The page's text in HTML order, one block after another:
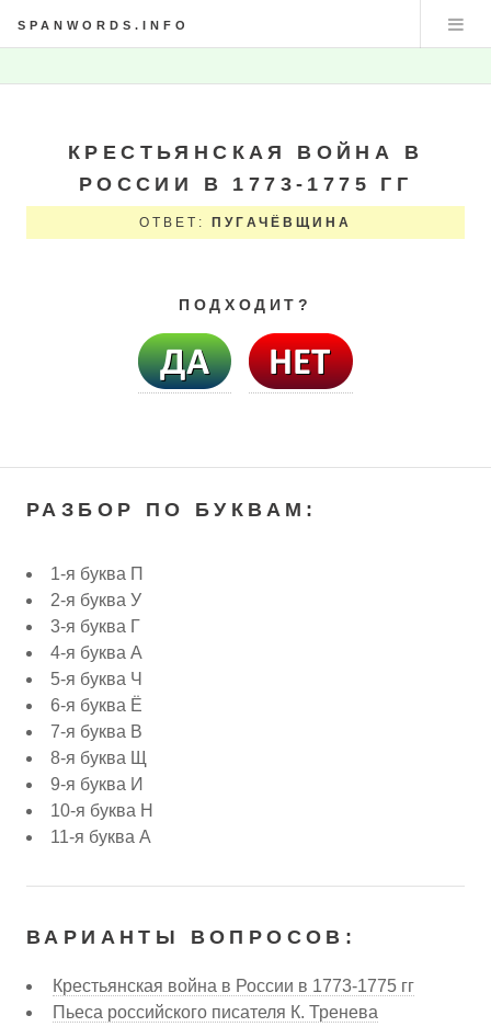
SPANWORDS.INFO
КРЕСТЬЯНСКАЯ ВОЙНА В
РОССИИ В 1773-1775 ГГ
ОТВЕТ: ПУГАЧЁВЩИНА
ПОДХОДИТ?
РАЗБОР ПО БУКВАМ:
1-я буква П
2-я буква У
3-я буква Г
4-я буква А
5-я буква Ч
6-я буква Ё
7-я буква В
8-я буква Щ
9-я буква И
10-я буква Н
11-я буква А
ВАРИАНТЫ ВОПРОСОВ:
Крестьянская война в России в 1773-1775 гг
Пьеса российского писателя К. Тренева